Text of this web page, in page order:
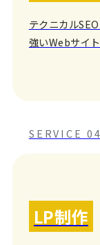
テクニカル
強いWebサイ
SERVICE 04
LP制作